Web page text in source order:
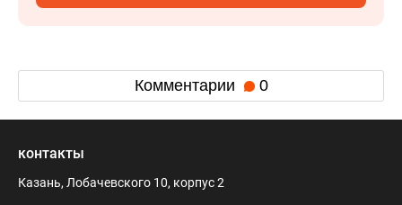
Комментарии 0
контакты
Казань, Лобачевского 10, корпус 2